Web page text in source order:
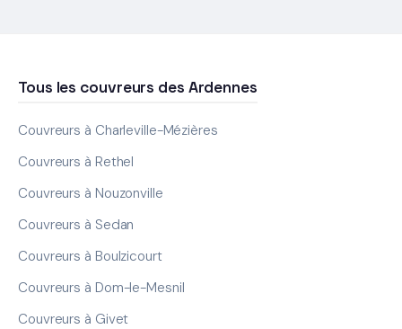
Tous les couvreurs des Ardennes
Couvreurs à Charleville-Mézières
Couvreurs à Rethel
Couvreurs à Nouzonville
Couvreurs à Sedan
Couvreurs à Boulzicourt
Couvreurs à Dom-le-Mesnil
Couvreurs à Givet